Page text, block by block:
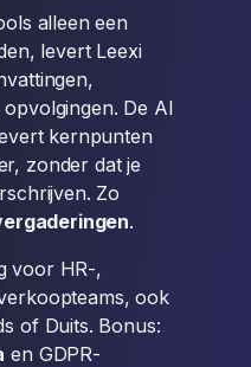
alleen een
levert Leexi
De AI
kernpunten
zonder dat je
Zo
.
voor HR-,
ook
of Duits. Bonus:
en GDPR-